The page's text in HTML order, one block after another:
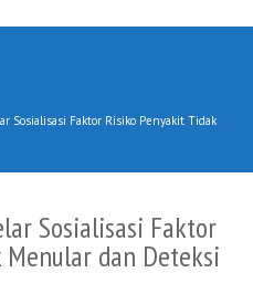
Sosialisasi Faktor Risiko Penyakit Tidak
Sosialisasi Faktor
dan Deteksi